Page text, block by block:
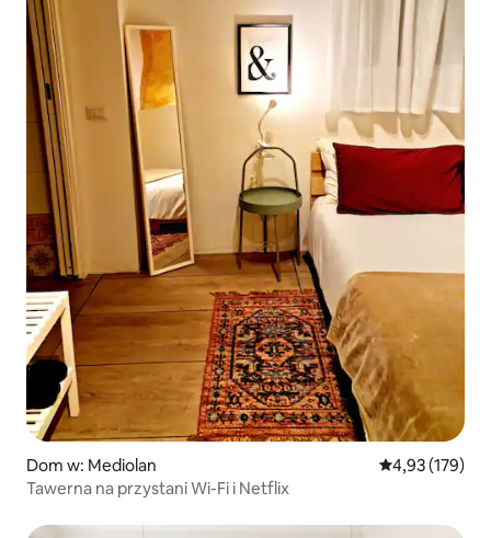
Dom w: Mediolan Średnia
4,93 (179)
Tawerna na przystani Wi-Fi i Netflix